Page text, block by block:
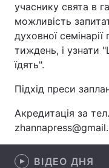
Економіка
Спорт
учаснику свята в
можливість
духовної
тиждень, і узнати
їдять".
Підхід преси
Акредитація за
ВІДЕО ДНЯ